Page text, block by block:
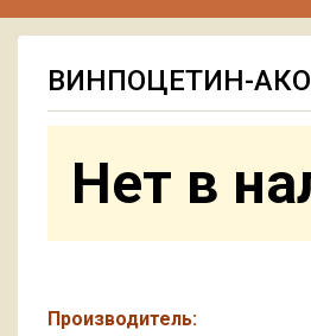
ВИНПОЦЕТИН-
Нет в
Производитель: